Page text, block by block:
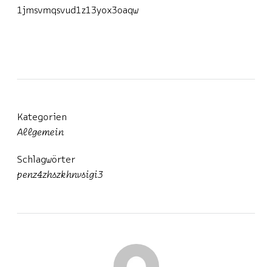
1jmsvmqsvud1z13yox3oaqw
Kategorien
Allgemein
Schlagwörter
penz4zhszkhnvsigi3